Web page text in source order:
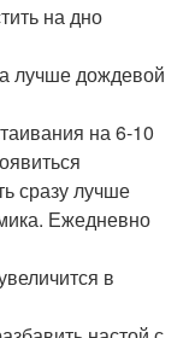
на дно
лучше дождевой
на 6-10
сразу лучше
Ежедневно
в